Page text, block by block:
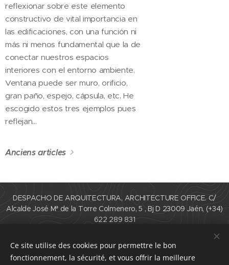
reflexionar sobre este elemento
constructivo de vital importancia en
las edificaciones, con una función ni
más ni menos fundamental que la de
conectar nuestros espacios
interiores con el entorno ambiente.
Ventana puede ser muro, orificio,
gran paño, espejo, cápsula, etc. He
escogido estos tres ejemplos pues
reflejan...
Anciens articles
DESPACHO DE ARQUITECTURA, ARCHITECTURE OFFICE. C/
Alcalde José Mª de la Torre Colmenero, 5 , Bj D 23009 Jaén, (+34)
622 289 831
Encuéntranos en redes:/ Find us on networks: Instagram:
jmarquitecton ; Facebook: JM Arq
Ce site utilise des cookies pour permettre le bon
fonctionnement, la sécurité, et vous offrir la meilleure